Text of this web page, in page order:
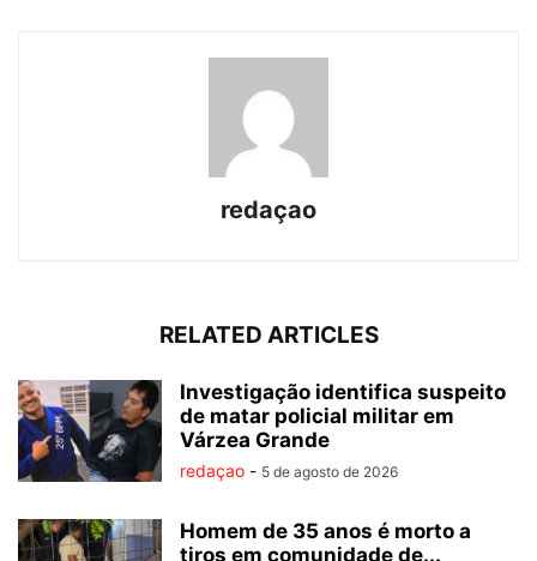
redaçao
RELATED ARTICLES
Investigação identifica suspeito
de matar policial militar em
Várzea Grande
redaçao - 5 de agosto de 2026
Homem de 35 anos é morto a
tiros em comunidade de...